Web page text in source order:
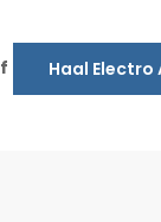
Haal